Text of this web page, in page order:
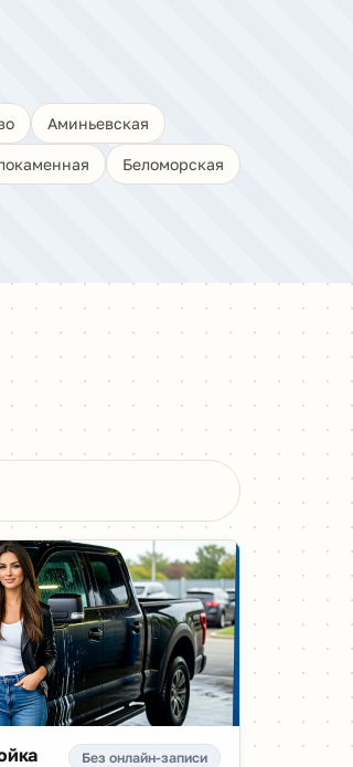
Аминьевская
Беломорская
Без онлайн-записи